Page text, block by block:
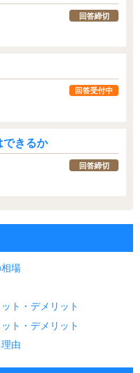
回答締切
回答受付中
できるか
回答締切
場
ト・デメリット
ト・デメリット
由